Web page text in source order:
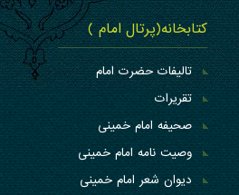
کتابخانه(پرتال امام )
تالیفات حضرت امام
تقریرات
صحیفه امام خمینی
وصیت نامه امام خمینی
دیوان شعر امام خمینی